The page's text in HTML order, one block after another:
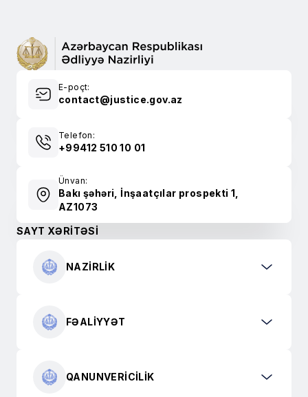
E-poçt:
contact@justice.gov.az
Telefon:
+99412 510 10 01
Ünvan:
Bakı şəhəri, İnşaatçılar prospekti 1,
AZ1073
SAYT XƏRİTƏSİ
NAZIRLIK
FƏALIYYƏT
QANUNVERICILIK